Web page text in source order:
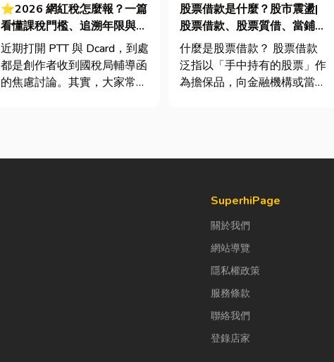
⭐2026 網紅稅怎麼報？一篇
看懂課稅門檻、追溯年限與合
法節稅，文末加碼會計/記帳
士推薦
近期打開 PTT 與 Dcard，到處
都是創作者收到國稅局輔導函
的焦慮討論。其實，大家常說
股票借款是什麼？股市震盪|
股票借款、股票質借、當鋪借
款完整比較
什麼是股票借款？ 股票借款
泛指以「手中持有的股票」作
為擔保品，向金融機構或當舖
款，以...SuperhiPage
關於我們
網站導覽
隱私權政策
服務條款
聯絡我們
登錄店家